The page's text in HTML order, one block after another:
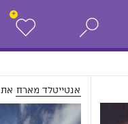
+
אנטייטלד מארח את